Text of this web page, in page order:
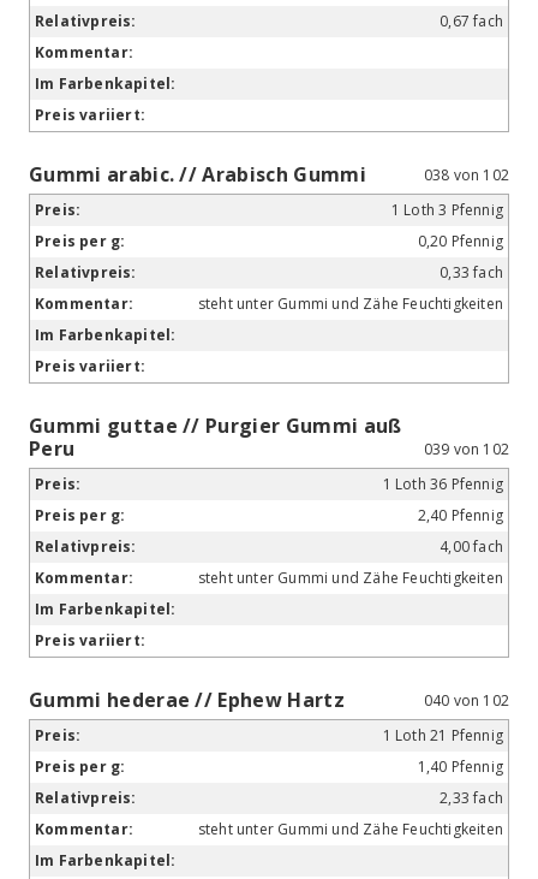
0,67 fach
Gummi arabic. // Arabisch Gummi
038 von 102
1 Loth 3 Pfennig
0,20 Pfennig
0,33 fach
steht unter Gummi und Zähe Feuchtigkeiten
Gummi guttae // Purgier Gummi auß
Peru
039 von 102
1 Loth 36 Pfennig
2,40 Pfennig
4,00 fach
steht unter Gummi und Zähe Feuchtigkeiten
Gummi hederae // Ephew Hartz
040 von 102
1 Loth 21 Pfennig
1,40 Pfennig
2,33 fach
steht unter Gummi und Zähe Feuchtigkeiten